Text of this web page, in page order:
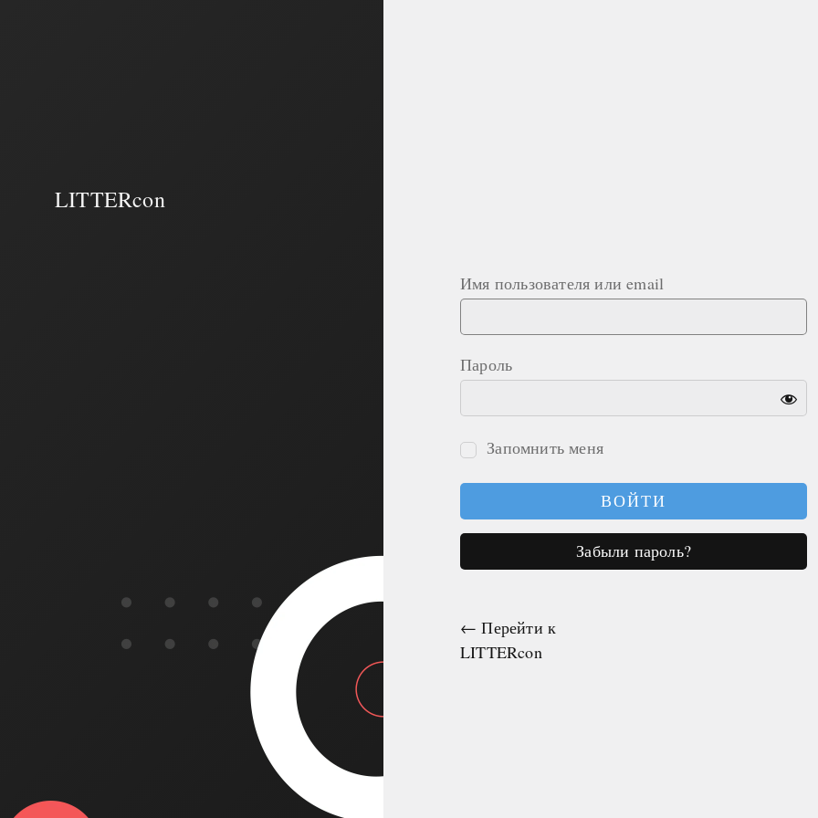
LITTERcon
Войти
Имя пользователя или email
Пароль
Запомнить меня
Забыли пароль?
← Перейти к
LITTERcon